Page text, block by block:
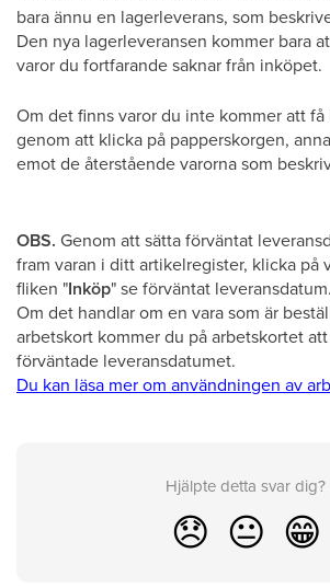
bara ännu en lagerleverans, som
Den nya lagerleveransen kommer bara
varor du fortfarande saknar från inköpet.
Om det finns varor du inte kommer att
genom att klicka på papperskorgen,
emot de återstående varorna som
OBS. Genom att sätta förväntat
fram varan i ditt artikelregister, klicka på
fliken "Inköp" se förväntat leveransdatum.
Om det handlar om en vara som är
arbetskort kommer du på arbetskortet
förväntade leveransdatumet.
Du kan läsa mer om användningen av
Hjälpte detta svar dig?
😞 😐 😁